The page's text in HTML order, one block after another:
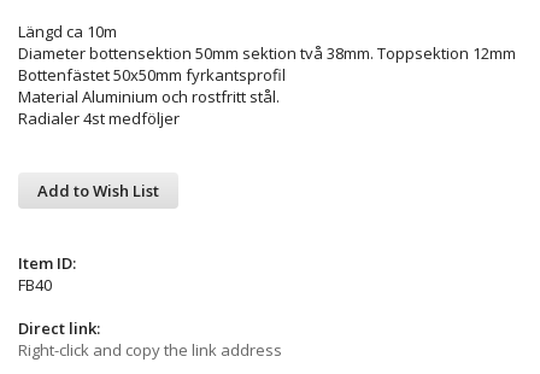
Längd ca 10m
Diameter bottensektion 50mm sektion två 38mm. Toppsektion 12mm
Bottenfästet 50x50mm fyrkantsprofil
Material Aluminium och rostfritt stål.
Radialer 4st medföljer
Add to Wish List
Item ID:
FB40
Direct link:
Right-click and copy the link address